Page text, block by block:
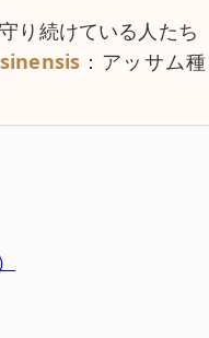
り続けている人たち
：アッサム種